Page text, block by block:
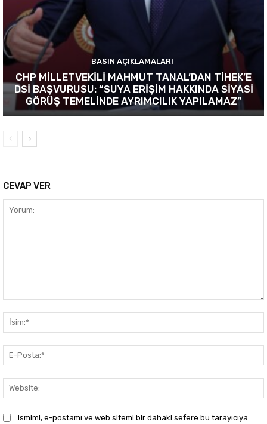
BASIN AÇIKLAMALARI
CHP MİLLETVEKİLİ MAHMUT TANAL’DAN TİHEK’E
DSİ BAŞVURUSU: “SUYA ERİŞİM HAKKINDA SİYASİ
GÖRÜŞ TEMELİNDE AYRIMCILIK YAPILAMAZ”
CEVAP VER
Ismimi, e-postamı ve web sitemi bir dahaki sefere bu tarayıcıya